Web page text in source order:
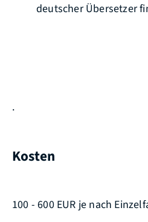
deutscher Übersetzer
.
Kosten
100 - 600 EUR je nach